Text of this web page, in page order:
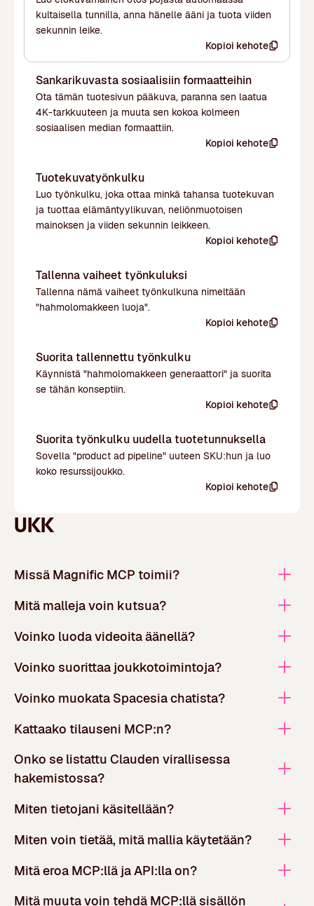
kultaisella tunnilla, anna hänelle ääni ja tuota viiden
sekunnin leike.
Kopioi kehote
Sankarikuvasta sosiaalisiin formaatteihin
Ota tämän tuotesivun pääkuva, paranna sen laatua
4K-tarkkuuteen ja muuta sen kokoa kolmeen
sosiaalisen median formaattiin.
Kopioi kehote
Tuotekuvatyönkulku
Luo työnkulku, joka ottaa minkä tahansa tuotekuvan
ja tuottaa elämäntyylikuvan, neliönmuotoisen
mainoksen ja viiden sekunnin leikkeen.
Kopioi kehote
Tallenna vaiheet työnkuluksi
Tallenna nämä vaiheet työnkulkuna nimeltään
"hahmolomakkeen luoja".
Kopioi kehote
Suorita tallennettu työnkulku
Käynnistä "hahmolomakkeen generaattori" ja suorita
se tähän konseptiin.
Kopioi kehote
Suorita työnkulku uudella tuotetunnuksella
Sovella "product ad pipeline" uuteen SKU:hun ja luo
koko resurssijoukko.
Kopioi kehote
UKK
Missä Magnific MCP toimii?
Mitä malleja voin kutsua?
Voinko luoda videoita äänellä?
Voinko suorittaa joukkotoimintoja?
Voinko muokata Spacesia chatista?
Kattaako tilauseni MCP:n?
Onko se listattu Clauden virallisessa
hakemistossa?
Miten tietojani käsitellään?
Miten voin tietää, mitä mallia käytetään?
Mitä eroa MCP:llä ja API:lla on?
Mitä muuta voin tehdä MCP:llä sisällön